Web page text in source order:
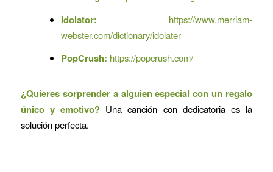
Idolator:
https://www.merriam-
webster.com/dictionary/idolater
PopCrush: https://popcrush.com/
¿Quieres sorprender a alguien especial con un regalo
único y emotivo? Una canción con dedicatoria es la
solución perfecta.